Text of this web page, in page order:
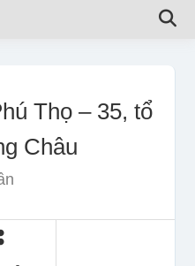
Thọ – 35, tổ
Châu